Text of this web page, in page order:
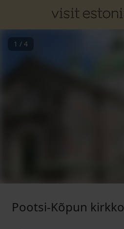
1 / 4
Pootsi-Kõpun kirkko